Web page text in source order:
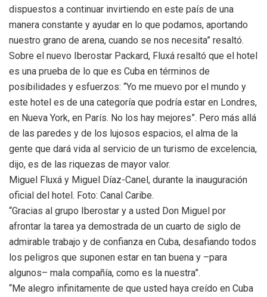
dispuestos a continuar invirtiendo en este país de una
manera constante y ayudar en lo que podamos, aportando
nuestro grano de arena, cuando se nos necesita” resaltó.
Sobre el nuevo Iberostar Packard, Fluxá resaltó que el hotel
es una prueba de lo que es Cuba en términos de
posibilidades y esfuerzos: “Yo me muevo por el mundo y
este hotel es de una categoría que podría estar en Londres,
en Nueva York, en París. No los hay mejores”. Pero más allá
de las paredes y de los lujosos espacios, el alma de la
gente que dará vida al servicio de un turismo de excelencia,
dijo, es de las riquezas de mayor valor.
Miguel Fluxá y Miguel Díaz-Canel, durante la inauguración
oficial del hotel. Foto: Canal Caribe.
“Gracias al grupo Iberostar y a usted Don Miguel por
afrontar la tarea ya demostrada de un cuarto de siglo de
admirable trabajo y de confianza en Cuba, desafiando todos
los peligros que suponen estar en tan buena y –para
algunos– mala compañía, como es la nuestra”.
“Me alegro infinitamente de que usted haya creído en Cuba